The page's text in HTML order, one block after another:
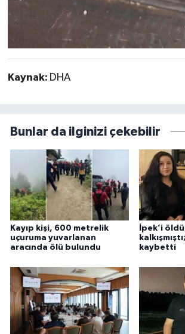
Kaynak: DHA
Bunlar da ilginizi çekebilir
Kayıp kişi, 600 metrelik
uçuruma yuvarlanan
aracında ölü bulundu
İpek’i
kaybetti